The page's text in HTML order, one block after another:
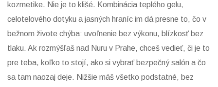
kozmetike. Nie je to klišé. Kombinácia teplého gelu,
celotelového dotyku a jasných hraníc im dá presne to, čo v
bežnom živote chýba: uvoľnenie bez výkonu, blízkosť bez
tlaku. Ak rozmýšľaš nad Nuru v Prahe, chceš vedieť, či je to
pre teba, koľko to stojí, ako si vybrať bezpečný salón a čo
sa tam naozaj deje. Nižšie máš všetko podstatné, bez